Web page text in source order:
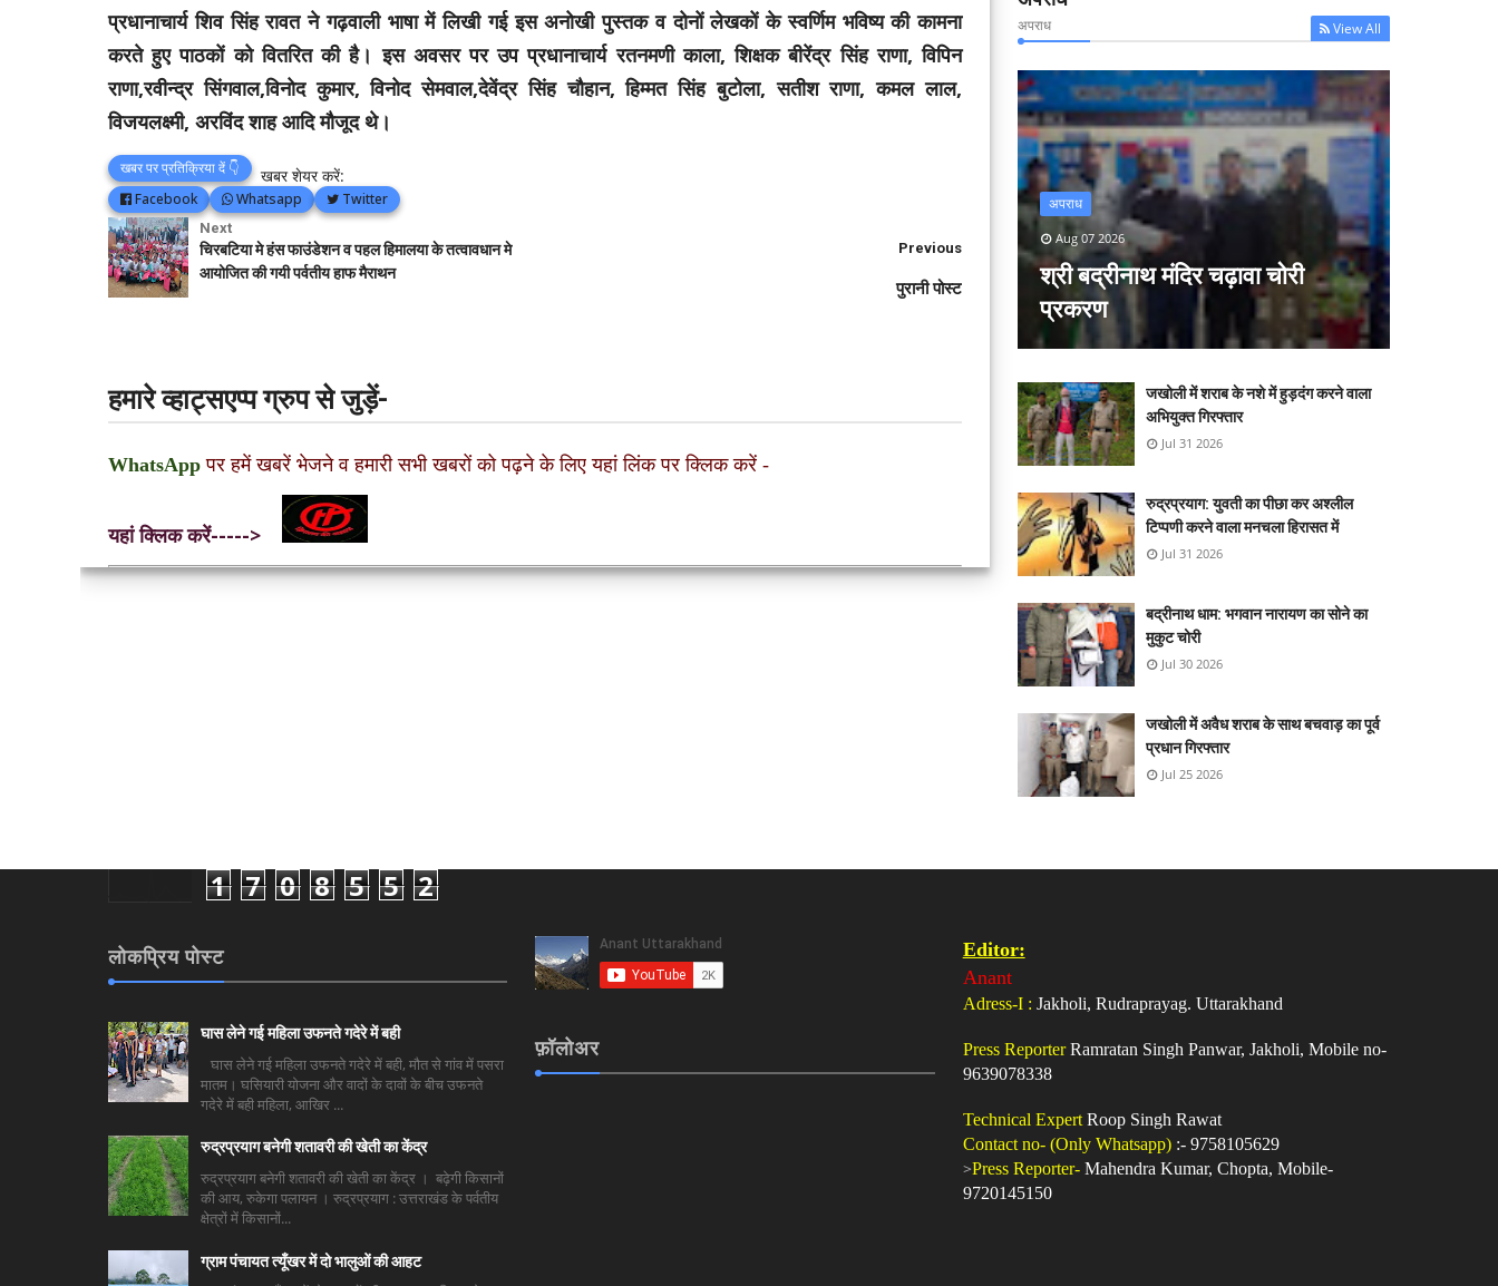
प्रधानाचार्य शिव सिंह रावत ने गढ़वाली भाषा में लिखी गई इस अनोखी पुस्तक व दोनों लेखकों के स्वर्णिम भविष्य की कामना
करते हुए पाठकों को वितरित की है। इस अवसर पर उप प्रधानाचार्य रतनमणी काला, शिक्षक बीरेंद्र सिंह राणा, विपिन
राणा,रवीन्द्र सिंगवाल,विनोद कुमार, विनोद सेमवाल,देवेंद्र सिंह चौहान, हिम्मत सिंह बुटोला, सतीश राणा, कमल लाल,
विजयलक्ष्मी, अरविंद शाह आदि मौजूद थे।
खबर पर प्रतिक्रिया दें 👇 खबर शेयर करें:
Facebook Whatsapp Twitter
Next
चिरबटिया मे हंस फाउंडेशन व पहल हिमालया के तत्वावधान मे
आयोजित की गयी पर्वतीय हाफ मैराथन
Previous
पुरानी पोस्ट
हमारे व्हाट्सएप्प ग्रुप से जुड़ें-
WhatsApp पर हमें खबरें भेजने व हमारी सभी खबरों को पढ़ने के लिए यहां लिंक पर क्लिक करें -
यहां क्लिक करें----->
अपराध View All
अपराध
Aug 07 2026
श्री बद्रीनाथ मंदिर चढ़ावा चोरी
प्रकरण
जखोली में शराब के नशे में हुड़दंग करने वाला
अभियुक्त गिरफ्तार
Jul 31 2026
रुद्रप्रयाग: युवती का पीछा कर अश्लील
टिप्पणी करने वाला मनचला हिरासत में
Jul 31 2026
बद्रीनाथ धाम: भगवान नारायण का सोने का
मुकुट चोरी
Jul 30 2026
जखोली में अवैध शराब के साथ बचवाड़ का पूर्व
प्रधान गिरफ्तार
Jul 25 2026
1 7 0 8 5 5 2
लोकप्रिय पोस्ट
घास लेने गई महिला उफनते गदेरे में बही
घास लेने गई महिला उफनते गदेरे में बही, मौत से गांव में पसरा
मातम। घसियारी योजना और वादों के दावों के बीच उफनते
गदेरे में बही महिला, आखिर ...
रुद्रप्रयाग बनेगी शतावरी की खेती का केंद्र
रुद्रप्रयाग बनेगी शतावरी की खेती का केंद्र । बढ़ेगी किसानों
की आय, रुकेगा पलायन । रुद्रप्रयाग : उत्तराखंड के पर्वतीय
क्षेत्रों में किसानों...
ग्राम पंचायत त्यूँखर में दो भालुओं की आहट
फ़ॉलोअर
Editor:
Anant
Adress-I : Jakholi, Rudraprayag. Uttarakhand
Press ReporterRamratan Singh Panwar, Jakholi, Mobile no-
9639078338
Technical ExpertRoop Singh Rawat
Contact no- (Only Whatsapp) :- 9758105629
>Press Reporter-Mahendra Kumar, Chopta, Mobile-
9720145150